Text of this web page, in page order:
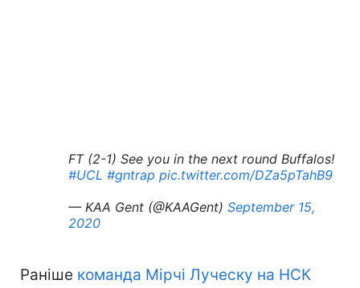
FT (2-1) See you in the next round Buffalos!
#UCL #gntrap pic.twitter.com/DZa5pTahB9
— KAA Gent (@KAAGent) September 15,
2020
Раніше команда Мірчі Луческу на НСК